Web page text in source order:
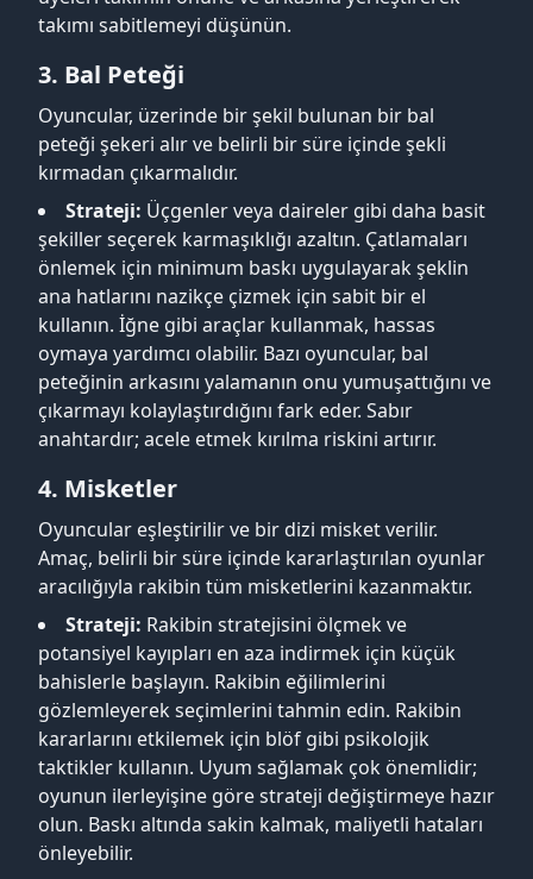
takımı sabitlemeyi düşünün.
3. Bal Peteği
Oyuncular, üzerinde bir şekil bulunan bir bal
peteği şekeri alır ve belirli bir süre içinde şekli
kırmadan çıkarmalıdır.
Strateji: Üçgenler veya daireler gibi daha basit
şekiller seçerek karmaşıklığı azaltın. Çatlamaları
önlemek için minimum baskı uygulayarak şeklin
ana hatlarını nazikçe çizmek için sabit bir el
kullanın. İğne gibi araçlar kullanmak, hassas
oymaya yardımcı olabilir. Bazı oyuncular, bal
peteğinin arkasını yalamanın onu yumuşattığını ve
çıkarmayı kolaylaştırdığını fark eder. Sabır
anahtardır; acele etmek kırılma riskini artırır.
4. Misketler
Oyuncular eşleştirilir ve bir dizi misket verilir.
Amaç, belirli bir süre içinde kararlaştırılan oyunlar
aracılığıyla rakibin tüm misketlerini kazanmaktır.
Strateji: Rakibin stratejisini ölçmek ve
potansiyel kayıpları en aza indirmek için küçük
bahislerle başlayın. Rakibin eğilimlerini
gözlemleyerek seçimlerini tahmin edin. Rakibin
kararlarını etkilemek için blöf gibi psikolojik
taktikler kullanın. Uyum sağlamak çok önemlidir;
oyunun ilerleyişine göre strateji değiştirmeye hazır
olun. Baskı altında sakin kalmak, maliyetli hataları
önleyebilir.